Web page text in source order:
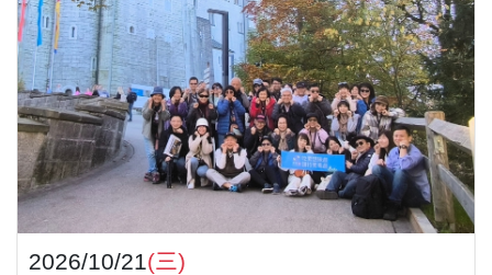
2026/10/21(三)